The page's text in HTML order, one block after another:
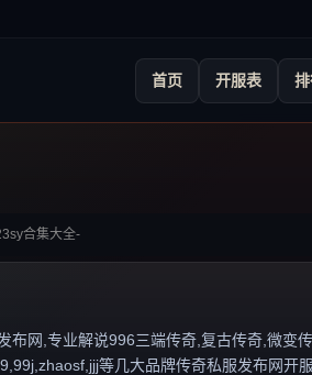
首页 开服表
合集大全-
布网,专业解说996三端传奇,复古传奇,微
等几大品牌传奇私服发布网开